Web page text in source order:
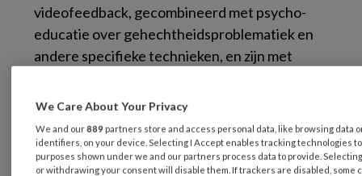
videofeedback, gecombineerd met psycho-
educatie over gehechtheidsproblematiek en
andere specifieke technieken, en zijn met
methode ‘Geweldloos verzet’ lijkt wellicht een
verrassende keuze; ik zie het als een goede
aanvulling op de andere interventies om een
beschadigde ouder-kindrelatie te herstellen,
We Care About Your Privacy
We and our889partners store and access personal data, like browsing data
identifiers, on your device. Selecting I Accept enables tracking technologies
purposes shown under we and our partners process data to provide.
or withdrawing your consent will disable them. If trackers are disabled, some